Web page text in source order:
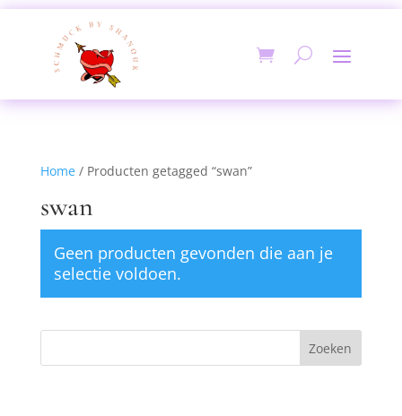
Home/ Producten getagged “swan”
swan
Geen producten gevonden die aan je
selectie voldoen.